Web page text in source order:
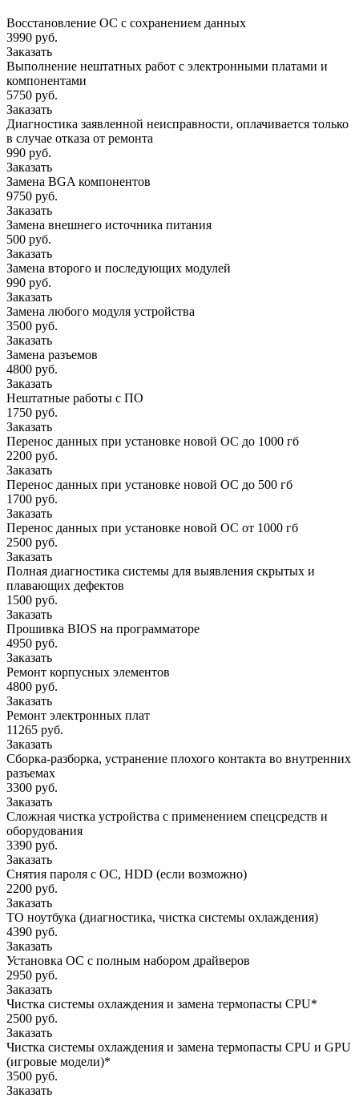
Восстановление ОС с сохранением данных
3990 руб.
Заказать
Выполнение нештатных работ с электронными платами и
компонентами
5750 руб.
Заказать
Диагностика заявленной неисправности, оплачивается только
в случае отказа от ремонта
990 руб.
Заказать
Замена BGA компонентов
9750 руб.
Заказать
Замена внешнего источника питания
500 руб.
Заказать
Замена второго и последующих модулей
990 руб.
Заказать
Замена любого модуля устройства
3500 руб.
Заказать
Замена разъемов
4800 руб.
Заказать
Нештатные работы с ПО
1750 руб.
Заказать
Перенос данных при установке новой ОС до 1000 гб
2200 руб.
Заказать
Перенос данных при установке новой ОС до 500 гб
1700 руб.
Заказать
Перенос данных при установке новой ОС от 1000 гб
2500 руб.
Заказать
Полная диагностика системы для выявления скрытых и
плавающих дефектов
1500 руб.
Заказать
Прошивка BIOS на программаторе
4950 руб.
Заказать
Ремонт корпусных элементов
4800 руб.
Заказать
Ремонт электронных плат
11265 руб.
Заказать
Сборка-разборка, устранение плохого контакта во внутренних
разъемах
3300 руб.
Заказать
Сложная чистка устройства с применением спецсредств и
оборудования
3390 руб.
Заказать
Снятия пароля с OC, HDD (если возможно)
2200 руб.
Заказать
ТО ноутбука (диагностика, чистка системы охлаждения)
4390 руб.
Заказать
Установка ОС с полным набором драйверов
2950 руб.
Заказать
Чистка системы охлаждения и замена термопасты CPU*
2500 руб.
Заказать
Чистка системы охлаждения и замена термопасты CPU и GPU
(игровые модели)*
3500 руб.
Заказать